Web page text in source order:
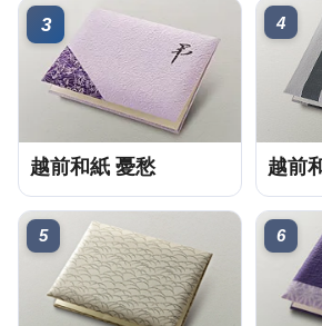
3
越前和紙 憂愁
4
越前
5 6